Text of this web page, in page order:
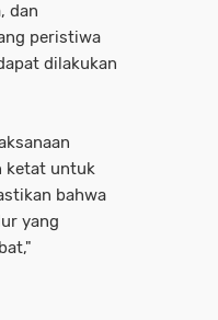
dan
peristiwa
dilakukan
ketat untuk
bahwa
yang